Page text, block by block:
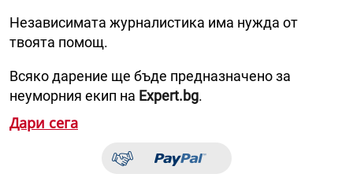
Независимата журналистика има нужда от
твоята помощ.
Всяко дарение ще бъде предназначено за
неуморния екип на Expert.bg.
Дари сега